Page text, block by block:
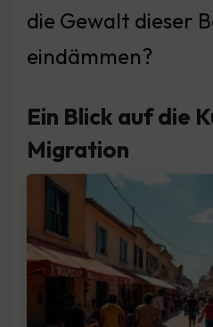
die Gewalt dieser
eindämmen?
Ein Blick auf die
Migration